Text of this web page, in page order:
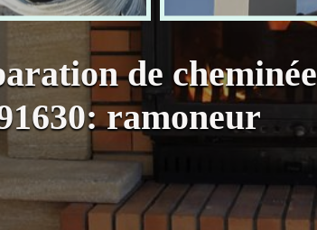
de cheminée
ramoneur